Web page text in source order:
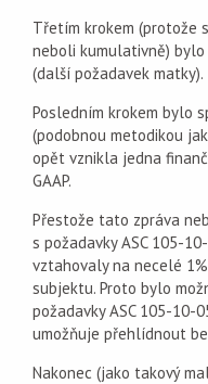
Třetím krokem (protože
neboli kumulativně)
(další požadavek matky).
Posledním krokem bylo
(podobnou metodikou
opět vznikla jedna
GAAP.
Přestože tato zpráva
s požadavky ASC 105-
vztahovaly na necelé
subjektu. Proto bylo
požadavky ASC 105-10-
umožňuje přehlídnout
Nakonec (jako takový